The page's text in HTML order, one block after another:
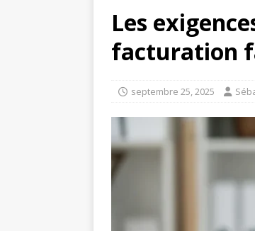
Les
facturation
septembre 25, 2025